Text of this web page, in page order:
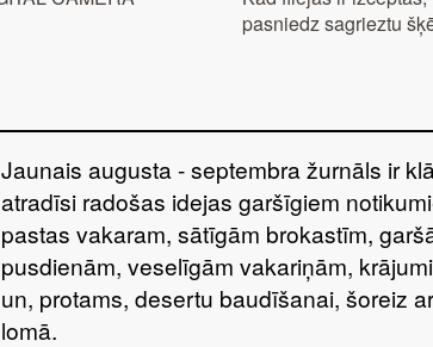
pasniedz sagrieztu
Jaunais augusta - septembra žurnāls ir
atradīsi radošas idejas garšīgiem
pastas vakaram, sātīgām brokastīm,
pusdienām, veselīgām vakariņām,
un, protams, desertu baudīšanai, šoreiz
lomā.